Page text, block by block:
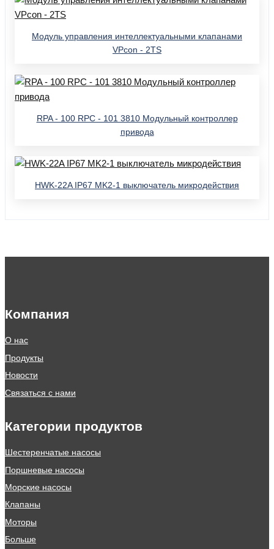
Модуль управления интеллектуальными клапанами
VPcon - 2TS
RPA - 100 RPC - 101 3810 Модульный контроллер
привода
HWK-22A IP67 MK2-1 выключатель микродействия
Компания
О нас
Продукты
Новости
Связаться с нами
Категории продуктов
Шестеренчатые насосы
Поршневые насосы
Морские насосы
Клапаны
Моторы
Больше